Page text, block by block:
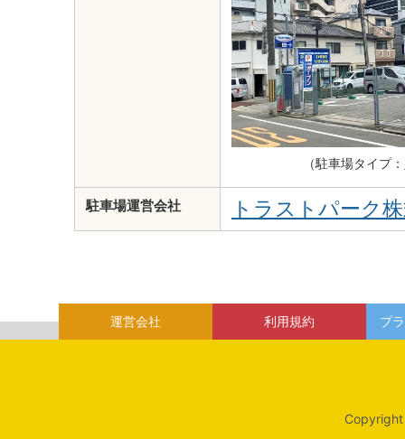
（駐車場タイプ：
駐車場運営会社 トラストパーク
運営会社 利用規約 プ